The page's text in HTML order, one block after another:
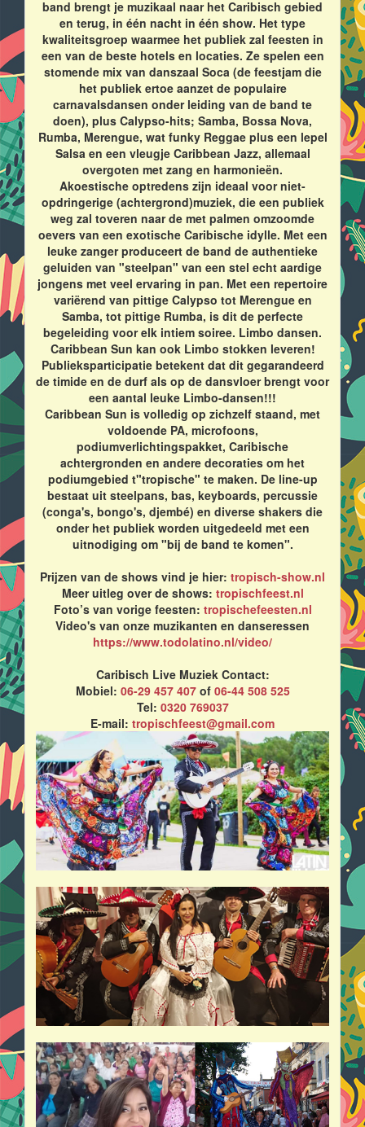
band brengt je muzikaal naar het Caribisch gebied
en terug, in één nacht in één show. Het type
kwaliteitsgroep waarmee het publiek zal feesten in
een van de beste hotels en locaties. Ze spelen een
stomende mix van danszaal Soca (de feestjam die
het publiek ertoe aanzet de populaire
carnavalsdansen onder leiding van de band te
doen), plus Calypso-hits; Samba, Bossa Nova,
Rumba, Merengue, wat funky Reggae plus een lepel
Salsa en een vleugje Caribbean Jazz, allemaal
overgoten met zang en harmonieën.
Akoestische optredens zijn ideaal voor niet-
opdringerige (achtergrond)muziek, die een publiek
weg zal toveren naar de met palmen omzoomde
oevers van een exotische Caribische idylle. Met een
leuke zanger produceert de band de authentieke
geluiden van "steelpan" van een stel echt aardige
jongens met veel ervaring in pan. Met een repertoire
variërend van pittige Calypso tot Merengue en
Samba, tot pittige Rumba, is dit de perfecte
begeleiding voor elk intiem soiree. Limbo dansen.
Caribbean Sun kan ook Limbo stokken leveren!
Publieksparticipatie betekent dat dit gegarandeerd
de timide en de durf als op de dansvloer brengt voor
een aantal leuke Limbo-dansen!!!
Caribbean Sun is volledig op zichzelf staand, met
voldoende PA, microfoons,
podiumverlichtingspakket, Caribische
achtergronden en andere decoraties om het
podiumgebied t"tropische" te maken. De line-up
bestaat uit steelpans, bas, keyboards, percussie
(conga's, bongo's, djembé) en diverse shakers die
onder het publiek worden uitgedeeld met een
uitnodiging om "bij de band te komen".
Prijzen van de shows vind je hier: tropisch-show.nl
Meer uitleg over de shows: tropischfeest.nl
Foto’s van vorige feesten: tropischefeesten.nl
Video's van onze muzikanten en danseressen
https://www.todolatino.nl/video/
Caribisch Live Muziek Contact:
Mobiel: 06-29 457 407of 06-44 508 525
Tel: 0320 769037
E-mail: tropischfeest@gmail.com